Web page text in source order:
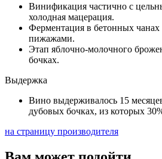
Винификация частично с
холодная мацерация.
Ферментация в бетонных
пижажами.
Этап яблочно-молочного
бочках.
Выдержка
Вино выдерживалось 15
дубовых бочках, из которых
на страницу производителя